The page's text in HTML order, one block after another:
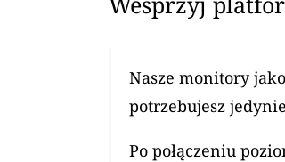
Nasze monitory
potrzebujesz
Po połączeniu